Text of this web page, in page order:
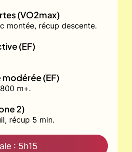
(VO2max)
montée, récup descente.
(EF)
modérée (EF)
m+.
2)
récup 5 min.
: 5h15